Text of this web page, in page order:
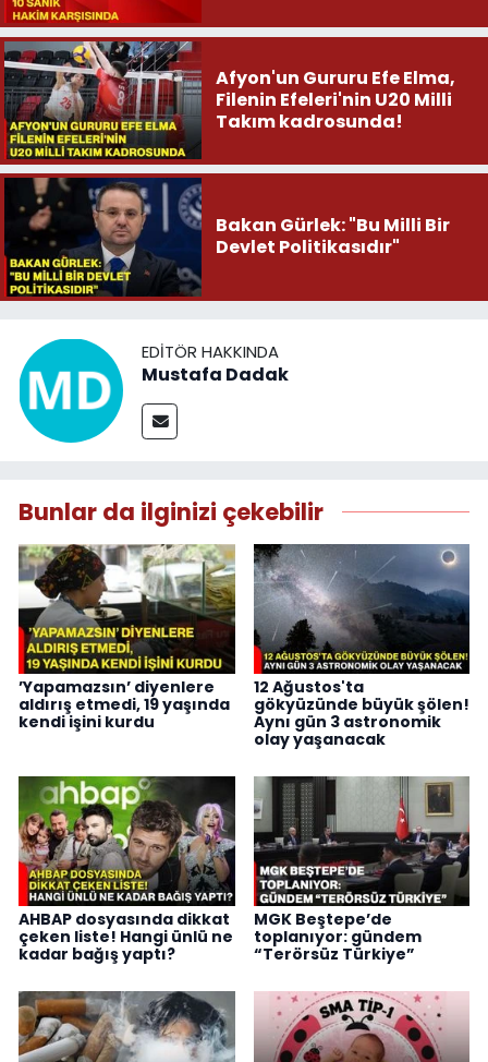
Afyon'un Gururu Efe Elma,
Filenin Efeleri'nin U20 Milli
Takım kadrosunda!
Bakan Gürlek: "Bu Milli Bir
Devlet Politikasıdır"
EDITÖR HAKKINDA
Mustafa Dadak
Bunlar da ilginizi çekebilir
’Yapamazsın’ diyenlere
aldırış etmedi, 19 yaşında
kendi işini kurdu
12 Ağustos'ta
gökyüzünde büyük şölen!
Aynı gün 3 astronomik
olay yaşanacak
AHBAP dosyasında dikkat
çeken liste! Hangi ünlü ne
kadar bağış yaptı?
MGK Beştepe’de
toplanıyor: gündem
“Terörsüz Türkiye”